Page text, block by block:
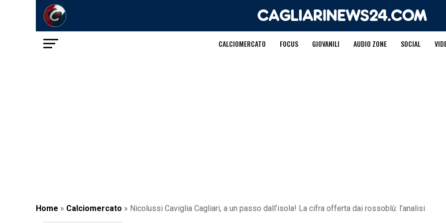
CALCIOMERCATO FOCUS GIOVANILI AUDIO ZONE SOCIAL
Home » Calciomercato » Nicolussi Caviglia Cagliari, a un passo dall’isola! La cifra offerta dai rossoblù: l’analisi